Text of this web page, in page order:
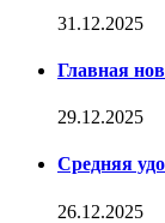
31.12.2025
Главная
29.12.2025
Средняя
26.12.2025